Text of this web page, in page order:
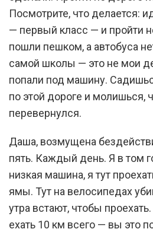
Посмотрите, что делается:
— первый класс — и пройти
пошли пешком, а автобуса
самой школы — это не мои
попали под машину.
по этой дороге и молишься,
перевернулся.
Даша, возмущена
пять. Каждый день. Я в том
низкая машина, я тут
ямы. Тут на велосипедах
утра встают, чтобы
ехать 10 км всего — вы это